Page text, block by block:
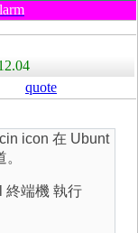
quote
icon 在 Ubunt
終端機 執行